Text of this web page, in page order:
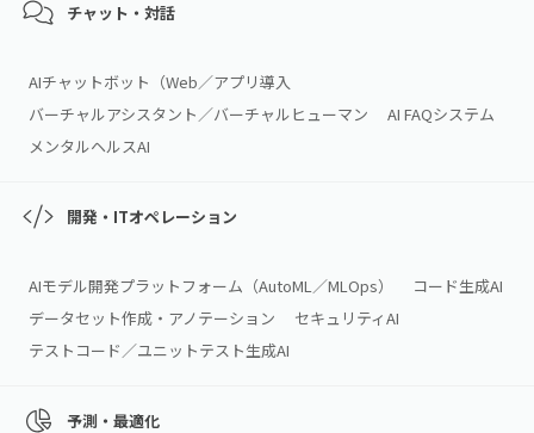
チャット・対話
AIチャットボット（Web／アプリ導入
バーチャルアシスタント／バーチャルヒューマン
AI FAQシステム
メンタルヘルスAI
開発・ITオペレーション
AIモデル開発プラットフォーム（AutoML／MLOps）
コード生成AI
データセット作成・アノテーション
セキュリティAI
テストコード／ユニットテスト生成AI
予測・最適化